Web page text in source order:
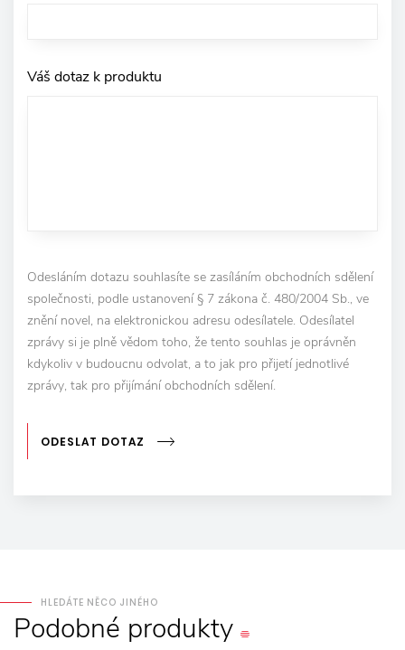
Váš dotaz k produktu
Odesláním dotazu souhlasíte se zasíláním obchodních sdělení
společnosti, podle ustanovení § 7 zákona č. 480/2004 Sb., ve
znění novel, na elektronickou adresu odesílatele. Odesílatel
zprávy si je plně vědom toho, že tento souhlas je oprávněn
kdykoliv v budoucnu odvolat, a to jak pro přijetí jednotlivé
zprávy, tak pro přijímání obchodních sdělení.
ODESLAT DOTAZ
HLEDÁTE NĚCO JINÉHO
Podobné produkty